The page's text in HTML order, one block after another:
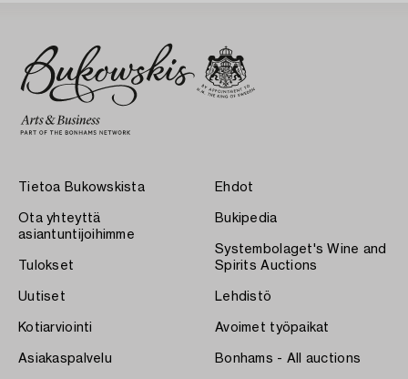
Tietoa Bukowskista
Ota yhteyttä
asiantuntijoihimme
Tulokset
Uutiset
Kotiarviointi
Asiakaspalvelu
Ehdot
Bukipedia
Systembolaget's Wine and
Spirits Auctions
Lehdistö
Avoimet työpaikat
Bonhams - All auctions